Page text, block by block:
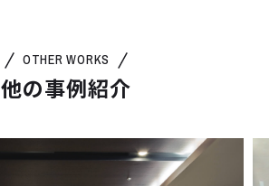
OTHER WORKS
他の事例紹介